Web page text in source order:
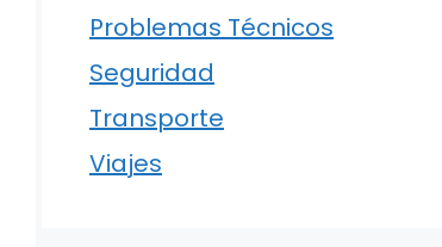
Problemas Técnicos
Seguridad
Transporte
Viajes